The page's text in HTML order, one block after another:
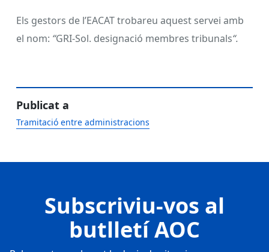
Els gestors de l’EACAT trobareu aquest servei amb
el nom: “GRI-Sol. designació membres tribunals“.
Publicat a
Tramitació entre administracions
Subscriviu-vos al
butlletí AOC